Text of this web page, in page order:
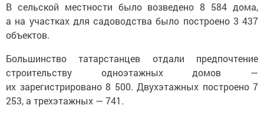
В сельской местности было возведено 8 584 дома,
а на участках для садоводства было построено 3 437
объектов.
Большинство татарстанцев отдали предпочтение
строительству одноэтажных домов —
их зарегистрировано 8 500. Двухэтажных построено 7
253, а трехэтажных — 741.